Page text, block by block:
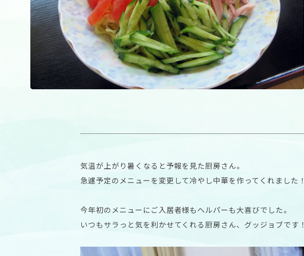
気温が上がり暑くなると予報を見た厨房さん。
急遽予定のメニューを変更して冷やし中華を作ってくれました！
今年初のメニューにご入居者様もヘルパーも大喜びでした。
いつもサラっと気を利かせてくれる厨房さん、グッジョブです！